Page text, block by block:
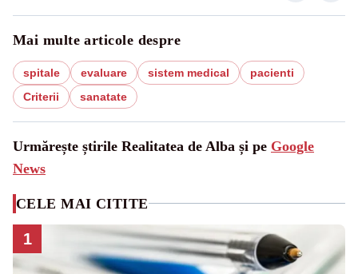
Mai multe articole despre
spitale evaluare sistem medical
pacienti
Criterii
sanatate
Urmărește știrile Realitatea de Alba și pe Google
News
CELE MAI CITITE
1